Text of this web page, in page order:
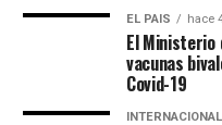
EL PAIS hace
El Ministerio
vacunas
Covid-19